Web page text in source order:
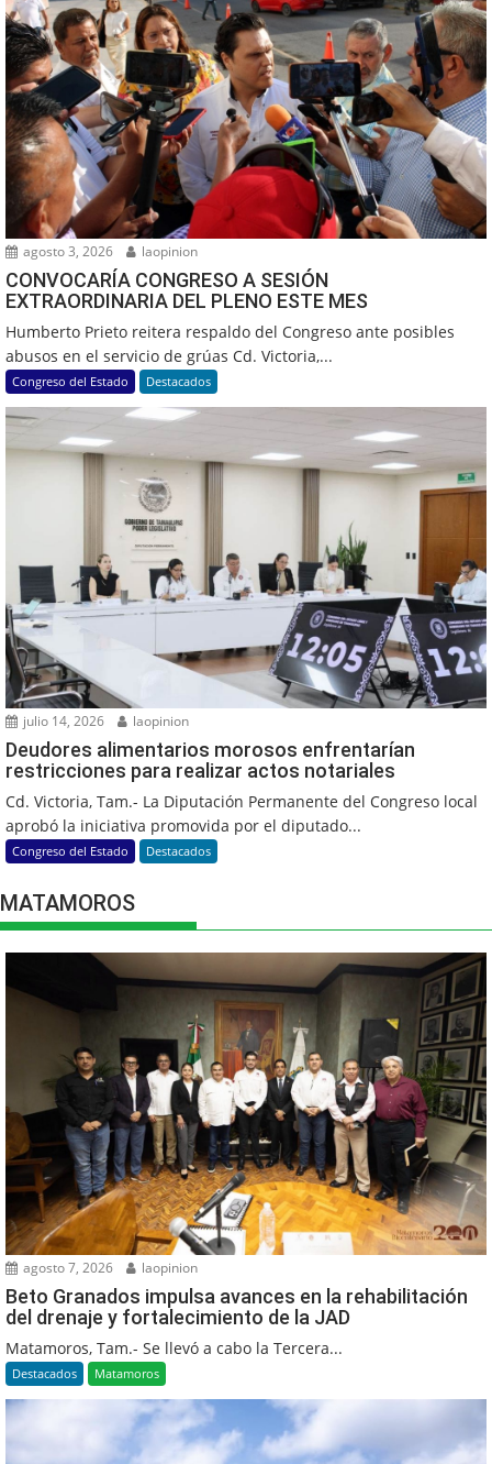
agosto 3, 2026 laopinion
CONVOCARÍA CONGRESO A SESIÓN
EXTRAORDINARIA DEL PLENO ESTE MES
Humberto Prieto reitera respaldo del Congreso ante posibles
abusos en el servicio de grúas Cd. Victoria,...
Congreso del Estado Destacados
julio 14, 2026 laopinion
Deudores alimentarios morosos enfrentarían
restricciones para realizar actos notariales
Cd. Victoria, Tam.- La Diputación Permanente del Congreso local
aprobó la iniciativa promovida por el diputado...
Congreso del Estado Destacados
MATAMOROS
agosto 7, 2026 laopinion
Beto Granados impulsa avances en la rehabilitación
del drenaje y fortalecimiento de la JAD
Matamoros, Tam.- Se llevó a cabo la Tercera...
Destacados Matamoros